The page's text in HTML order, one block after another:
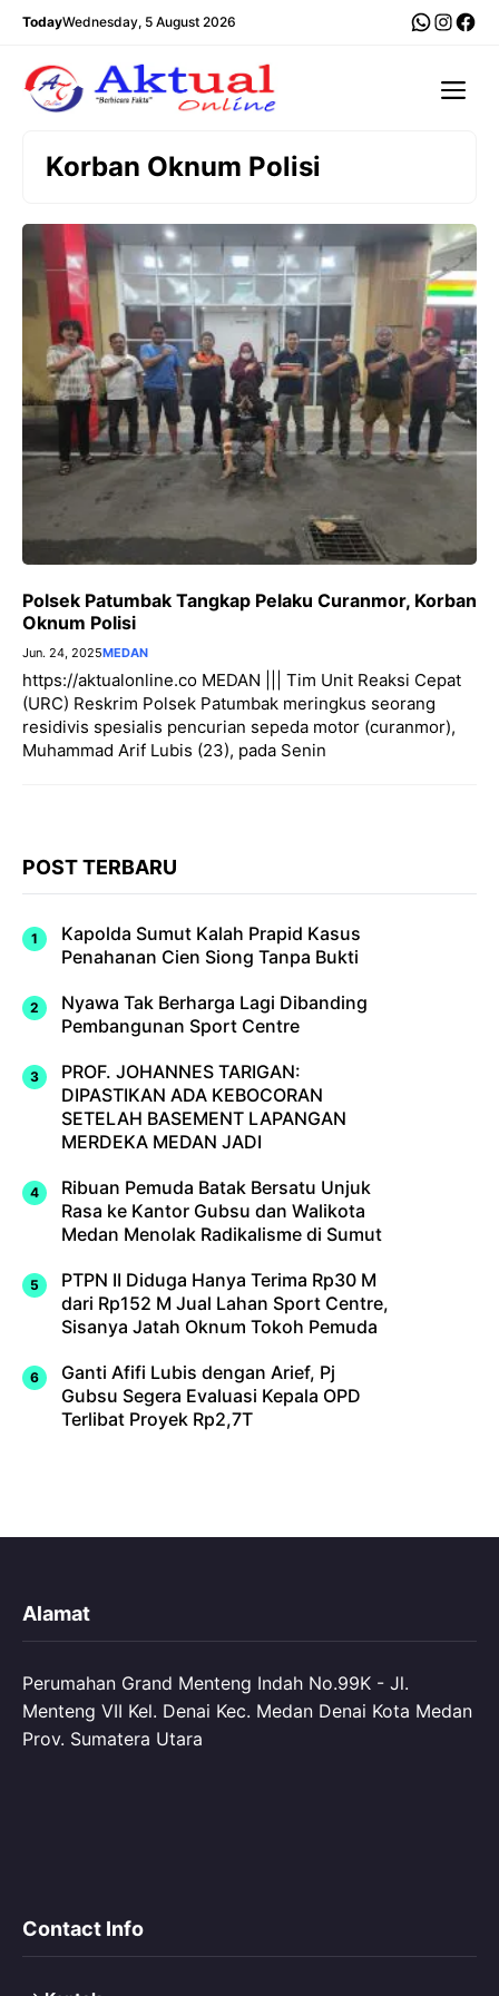
Langsung
TodayWednesday, 5 August 2026
Korban Oknum Polisi
Polsek Patumbak Tangkap Pelaku Curanmor, Korban
Oknum Polisi
Jun. 24, 2025MEDAN
https://aktualonline.co MEDAN ||| Tim Unit Reaksi Cepat
(URC) Reskrim Polsek Patumbak meringkus seorang
residivis spesialis pencurian sepeda motor (curanmor),
Muhammad Arif Lubis (23), pada Senin
POST TERBARU
Kapolda Sumut Kalah Prapid Kasus
Penahanan Cien Siong Tanpa Bukti
Nyawa Tak Berharga Lagi Dibanding
Pembangunan Sport Centre
PROF. JOHANNES TARIGAN:
DIPASTIKAN ADA KEBOCORAN
SETELAH BASEMENT LAPANGAN
MERDEKA MEDAN JADI
Ribuan Pemuda Batak Bersatu Unjuk
Rasa ke Kantor Gubsu dan Walikota
Medan Menolak Radikalisme di Sumut
PTPN II Diduga Hanya Terima Rp30 M
dari Rp152 M Jual Lahan Sport Centre,
Sisanya Jatah Oknum Tokoh Pemuda
Ganti Afifi Lubis dengan Arief, Pj
Gubsu Segera Evaluasi Kepala OPD
Terlibat Proyek Rp2,7T
Alamat
Perumahan Grand Menteng Indah No.99K - Jl.
Menteng VII Kel. Denai Kec. Medan Denai Kota Medan
Prov. Sumatera Utara
Contact Info